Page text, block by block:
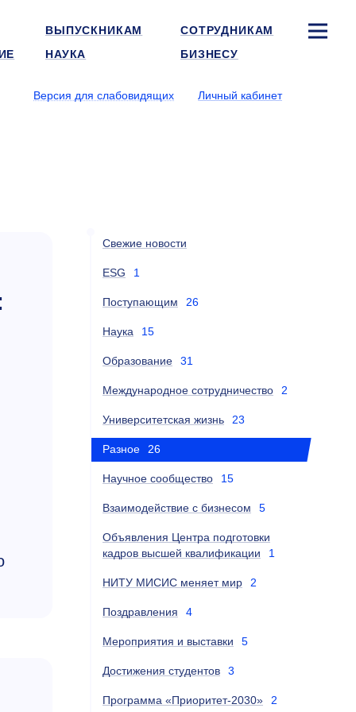
ВЫПУСКНИКАМ
СОТРУДНИКАМ
НАУКА БИЗНЕСУ
Версия для слабовидящих Личный кабинет
Свежие новости
ESG 1
Поступающим 26
Наука 15
Образование 31
Международное сотрудничество 2
Университетская жизнь 23
Разное 26
Научное сообщество 15
Взаимодействие с бизнесом 5
Объявления Центра подготовки
кадров высшей квалификации
1
НИТУ МИСИС меняет мир 2
Поздравления 4
Мероприятия и выставки 5
Достижения студентов 3
Программа «Приоритет-2030» 2